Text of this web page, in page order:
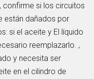
confirme si los circuitos
están dañados por
si el aceite y El líquido
reemplazarlo. ,
y necesita ser
en el cilindro de